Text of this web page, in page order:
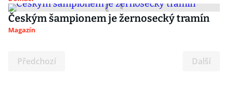
Českým šampionem je žernosecký tramín
Magazín
Předchozí Další